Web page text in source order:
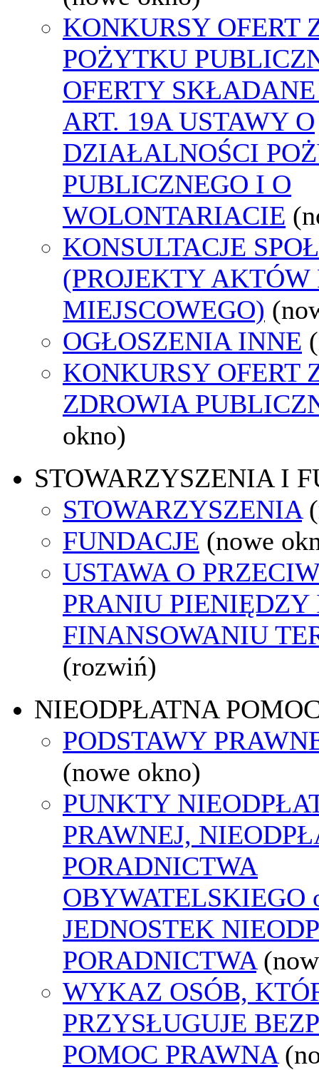
KONKURSY OFERT
POŻYTKU
OFERTY
ART. 19A USTAWY O
DZIAŁALNOŚCI
PUBLICZNEGO I O
WOLONTARIACIE
KONSULTACJE
(PROJEKTY AKTÓW
MIEJSCOWEGO)
OGŁOSZENIA INNE
KONKURSY OFERT
ZDROWIA
okno)
STOWARZYSZENIA I
STOWARZYSZENIA
FUNDACJE (nowe
USTAWA O
PRANIU PIENIĘDZY
FINANSOWANIU
(rozwiń)
NIEODPŁATNA
PODSTAWY
(nowe okno)
PUNKTY
PRAWNEJ,
PORADNICTWA
OBYWATELSKIEGO
JEDNOSTEK
PORADNICTWA
WYKAZ OSÓB,
PRZYSŁUGUJE
POMOC PRAWNA